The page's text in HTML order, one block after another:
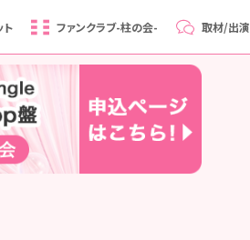
ト ファンクラブ-柱の会- 取材/出演